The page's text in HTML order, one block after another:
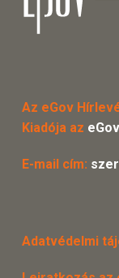
Az eGov
Kiadója az
E-mail cím:
Adatvédelmi